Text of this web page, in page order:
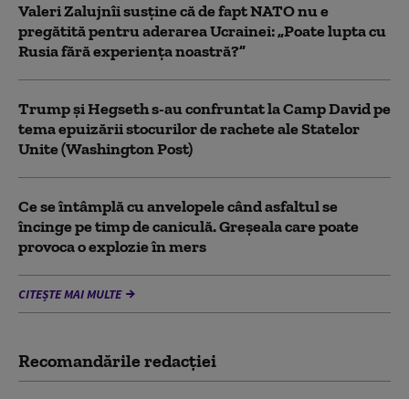
Valeri Zalujnîi susține că de fapt NATO nu e
pregătită pentru aderarea Ucrainei: „Poate lupta cu
Rusia fără experiența noastră?”
Trump şi Hegseth s-au confruntat la Camp David pe
tema epuizării stocurilor de rachete ale Statelor
Unite (Washington Post)
Ce se întâmplă cu anvelopele când asfaltul se
încinge pe timp de caniculă. Greșeala care poate
provoca o explozie în mers
CITEȘTE MAI MULTE
Recomandările redacţiei